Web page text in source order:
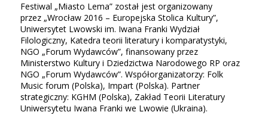
Festiwal „Miasto Lema” został jest organizowany
przez „Wrocław 2016 – Europejska Stolica Kultury”,
Uniwersytet Lwowski im. Iwana Franki Wydział
Filologiczny, Katedra teorii literatury i komparatystyki,
NGO „Forum Wydawców”, finansowany przez
Ministerstwo Kultury i Dziedzictwa Narodowego RP oraz
NGO „Forum Wydawców”. Współorganizatorzy: Folk
Music forum (Polska), Impart (Polska). Partner
strategiczny: KGHM (Polska), Zakład Teorii Literatury
Uniwersytetu Iwana Franki we Lwowie (Ukraina).